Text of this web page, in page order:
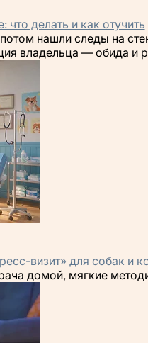
что делать и как отучить
нашли следы на
владельца — обида и
визит» для собак и
домой, мягкие